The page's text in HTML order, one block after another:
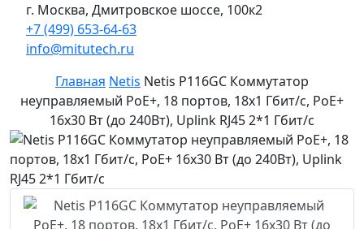
г. Москва, Дмитровское шоссе, 100к2
+7 (499) 653-64-63
info@mitutech.ru
Главная Netis Netis P116GC Коммутатор
неуправляемый PoE+, 18 портов, 18x1 Гбит/с, PoE+
16х30 Вт (до 240Вт), Uplink RJ45 2*1 Гбит/с